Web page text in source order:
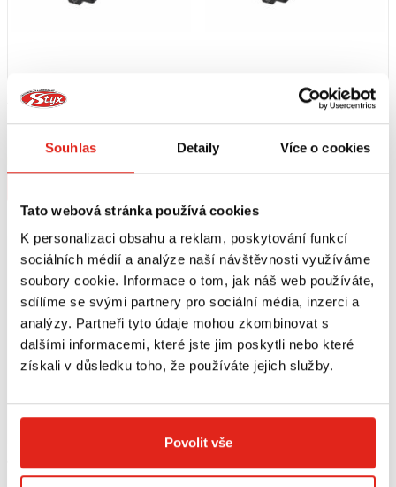
Souhlas Detaily Více o cookies
Tato webová stránka používá cookies
K personalizaci obsahu a reklam, poskytování funkcí
sociálních médií a analýze naší návštěvnosti využíváme
soubory cookie. Informace o tom, jak náš web používáte,
sdílíme se svými partnery pro sociální média, inzerci a
analýzy. Partneři tyto údaje mohou zkombinovat s
dalšími informacemi, které jste jim poskytli nebo které
získali v důsledku toho, že používáte jejich služby.
Povolit vše
4 099 Kč s DPH
SW MOTECH ZVÝŠENÍ (28 MM) A
ŘÍDÍTEK 28 MM
SW MOTECH ZVÝŠENÍ (30 MM) A
ŘÍDÍTEK 32 MM
SW MOTECH ZVÝŠENÍ (30 MM) A
SW MOTECH ZVÝŠENÍ (32 MM) A